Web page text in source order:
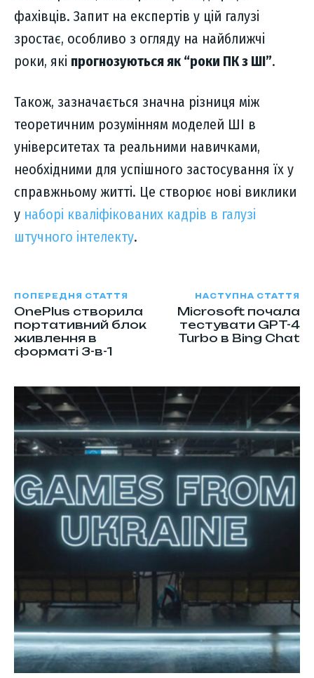
фахівців. Запит на експертів у цій галузі
зростає, особливо з огляду на найближчі
роки, які прогнозуються як “роки ПК з ШІ”.
Також, зазначається значна різниця між
теоретичним розумінням моделей ШІ в
університетах та реальними навичками,
необхідними для успішного застосування їх у
справжньому житті. Це створює нові виклики
у наборі кваліфікованих кадрів в галузі
штучного інтелекту.
ПОПЕРЕДНЯ СТАТТЯ
OnePlus створила
портативний блок
живлення в
форматі 3-в-1
НАСТУПНА СТАТТЯ
Microsoft почала
тестувати GPT-4
Turbo в Bing Chat